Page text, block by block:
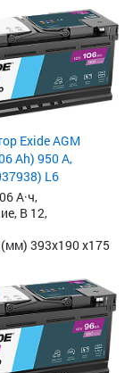
Exide AGM
Ah) 950 А,
L6
А·ч,
В 12,
393x190 x175